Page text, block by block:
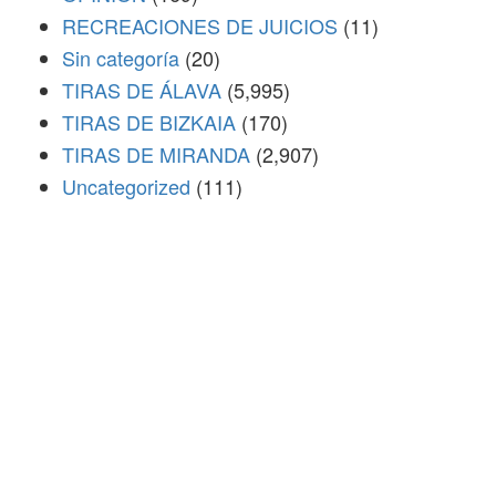
RECREACIONES DE JUICIOS (11)
Sin categoría (20)
TIRAS DE ÁLAVA (5,995)
TIRAS DE BIZKAIA (170)
TIRAS DE MIRANDA (2,907)
Uncategorized (111)